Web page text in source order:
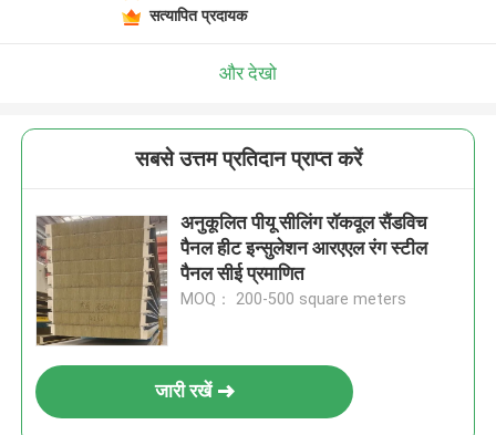
सत्यापित प्रदायक
और देखो
सबसे उत्तम प्रतिदान प्राप्त करें
अनुकूलित पीयू सीलिंग रॉकवूल सैंडविच
पैनल हीट इन्सुलेशन आरएएल रंग स्टील
पैनल सीई प्रमाणित
MOQ： 200-500 square meters
जारी रखें